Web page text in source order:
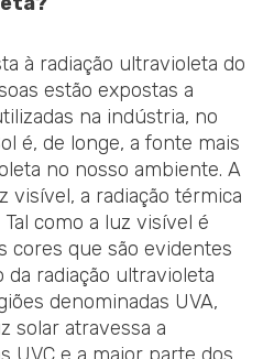
à radiação ultravioleta do
estão expostas a
na indústria, no
é, de longe, a fonte mais
no nosso ambiente. A
visível, a radiação térmica
como a luz visível é
cores que são evidentes
radiação ultravioleta
denominadas UVA,
solar atravessa a